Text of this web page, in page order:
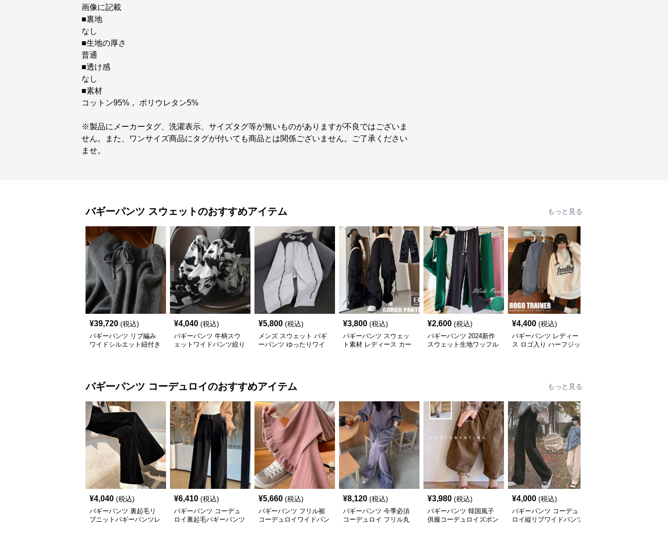
画像に記載
■裏地
なし
■生地の厚さ
普通
■透け感
なし
■素材
コットン95%， ポリウレタン5%
※製品にメーカータグ、洗濯表示、サイズタグ等が無いものがありますが不良ではございま
せん。また、ワンサイズ商品にタグが付いても商品とは関係ございません。ご了承ください
ませ。
バギーパンツ スウェットのおすすめアイテム もっと見る
¥39,720 (税込)
バギーパンツ リブ編み
ワイドシルエット紐付き
¥4,040 (税込)
バギーパンツ 牛柄スウ
ェットワイドパンツ絞り
¥5,800 (税込)
メンズ スウェット バギ
ーパンツ ゆったりワイ
¥3,800 (税込)
バギーパンツ スウェッ
ト素材 レディース カー
¥2,600 (税込)
バギーパンツ 2024新作
スウェット生地ワッフル
¥4,400 (税込)
バギーパンツ レディー
ス ロゴ入り ハーフジッ
バギーパンツ コーデュロイのおすすめアイテム もっと見る
¥4,040 (税込)
バギーパンツ 裏起毛リ
ブニットバギーパンツレ
¥6,410 (税込)
バギーパンツ コーデュ
ロイ裏起毛バギーパンツ
¥5,660 (税込)
バギーパンツ フリル裾
コーデュロイワイドパン
¥8,120 (税込)
バギーパンツ 今季必須
コーデュロイ フリル丸
¥3,980 (税込)
バギーパンツ 韓国風子
供服コーデュロイズボン
¥4,000 (税込)
バギーパンツ コーデュ
ロイ縦リブワイドパンツ